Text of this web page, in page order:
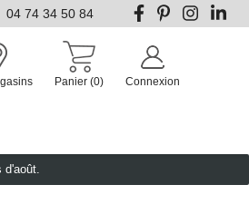
04 74 34 50 84
Panier (0) Connexion